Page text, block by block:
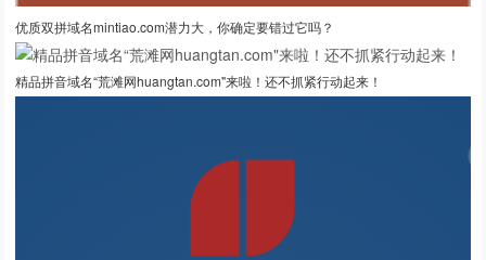
优质双拼域名mintiao.com潜力大，你确定要错过它吗？
精品拼音域名“荒滩网huangtan.com"来啦！还不抓紧行动起来！